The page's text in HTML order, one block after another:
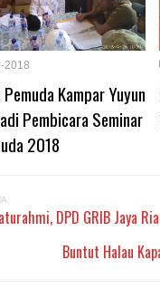
2018
Pemuda Kampar Yuyun
Pembicara Seminar
2018
DPD GRIB Jaya
Buntut Halau